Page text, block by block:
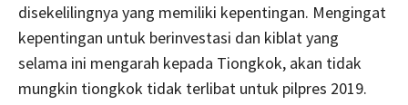
disekelilingnya yang memiliki kepentingan. Mengingat
kepentingan untuk berinvestasi dan kiblat yang
selama ini mengarah kepada Tiongkok, akan tidak
mungkin tiongkok tidak terlibat untuk pilpres 2019.